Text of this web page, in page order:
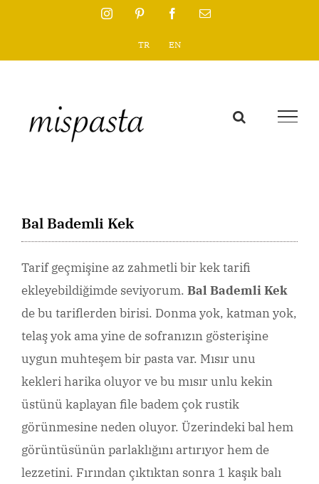
InstagramPinterest FacebookEmail
TR EN
Bal Bademli Kek
Tarif geçmişine az zahmetli bir kek tarifi
ekleyebildiğimde seviyorum. Bal Bademli Kek
de bu tariflerden birisi. Donma yok, katman yok,
telaş yok ama yine de sofranızın gösterişine
uygun muhteşem bir pasta var. Mısır unu
kekleri harika oluyor ve bu mısır unlu kekin
üstünü kaplayan file badem çok rustik
görünmesine neden oluyor. Üzerindeki bal hem
görüntüsünün parlaklığını artırıyor hem de
lezzetini. Fırından çıktıktan sonra 1 kaşık balı